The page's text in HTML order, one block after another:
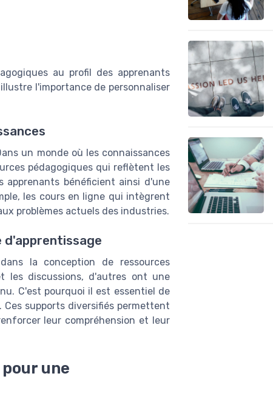
au profil des apprenants
l'importance de personnaliser
un monde où les connaissances
pédagogiques qui reflètent les
apprenants bénéficient ainsi d'une
les cours en ligne qui intègrent
problèmes actuels des industries.
d'apprentissage
la conception de ressources
les discussions, d'autres ont une
C'est pourquoi il est essentiel de
supports diversifiés permettent
leur compréhension et leur
une